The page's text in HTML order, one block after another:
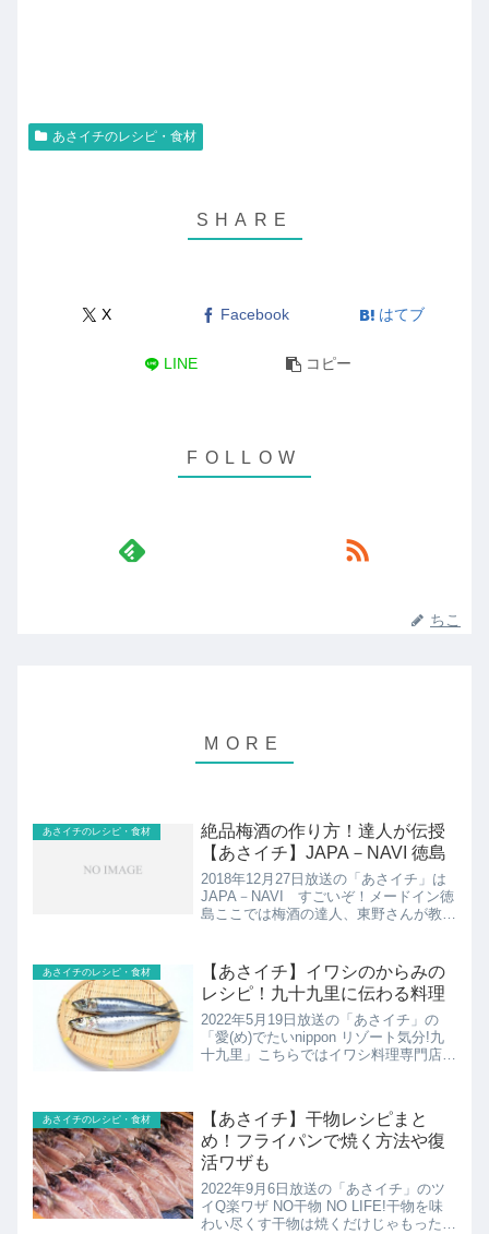
あさイチのレシピ・食材
X Facebook はてブ
LINE コピー
ちこ
あさイチのレシピ・食材
絶品梅酒の作り方！達人が伝授
【あさイチ】JAPA－NAVI 徳島
2018年12月27日放送の「あさイチ」は
JAPA－NAVI すごいぞ！メードイン徳
島ここでは梅酒の達人、東野さんが教え
あさイチのレシピ・食材
【あさイチ】イワシのからみの
レシピ！九十九里に伝わる料理
2022年5月19日放送の「あさイチ」の
「愛(め)でたいnippon リゾート気分!九
十九里」こちらではイワシ料理専門店の
あさイチのレシピ・食材
【あさイチ】干物レシピまと
め！フライパンで焼く方法や復
活ワザも
2022年9月6日放送の「あさイチ」のツ
イQ楽ワザ NO干物 NO LIFE!干物を味
わい尽くす干物は焼くだけじゃもったい